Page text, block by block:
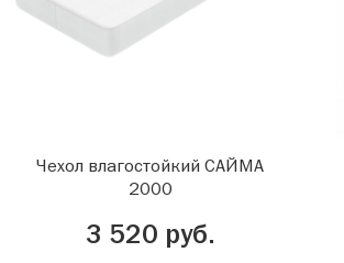
Чехол влагостойкий САЙМА
2000
3 520 руб.